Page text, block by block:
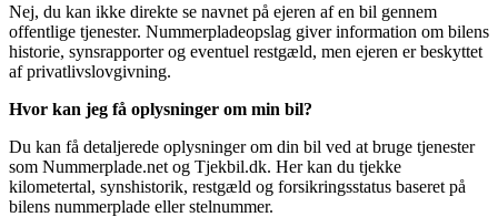
Nej, du kan ikke direkte se navnet på ejeren af en bil gennem
offentlige tjenester. Nummerpladeopslag giver information om bilens
historie, synsrapporter og eventuel restgæld, men ejeren er beskyttet
af privatlivslovgivning.
Hvor kan jeg få oplysninger om min bil?
Du kan få detaljerede oplysninger om din bil ved at bruge tjenester
som Nummerplade.net og Tjekbil.dk. Her kan du tjekke
kilometertal, synshistorik, restgæld og forsikringsstatus baseret på
bilens nummerplade eller stelnummer.